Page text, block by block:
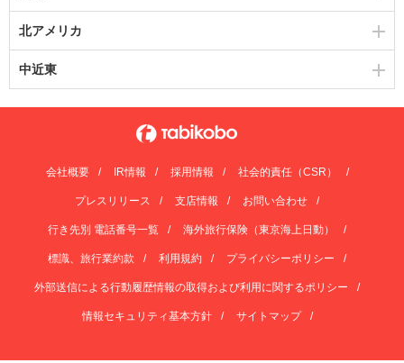
北アメリカ
中近東
会社概要 IR情報 採用情報 社会的責任（CSR）
プレスリリース 支店情報 お問い合わせ
行き先別 電話番号一覧 海外旅行保険（東京海上日動）
標識、旅行業約款 利用規約 プライバシーポリシー
外部送信による行動履歴情報の取得および利用に関するポリシー
情報セキュリティ基本方針 サイトマップ